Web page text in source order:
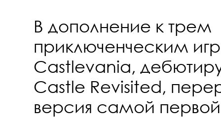
В дополнение к трем
приключенческим
Castlevania,
Castle Revisited,
версия самой